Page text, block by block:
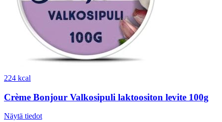
224 kcal
Crème Bonjour Valkosipuli laktoositon levite 100g
Näytä tiedot